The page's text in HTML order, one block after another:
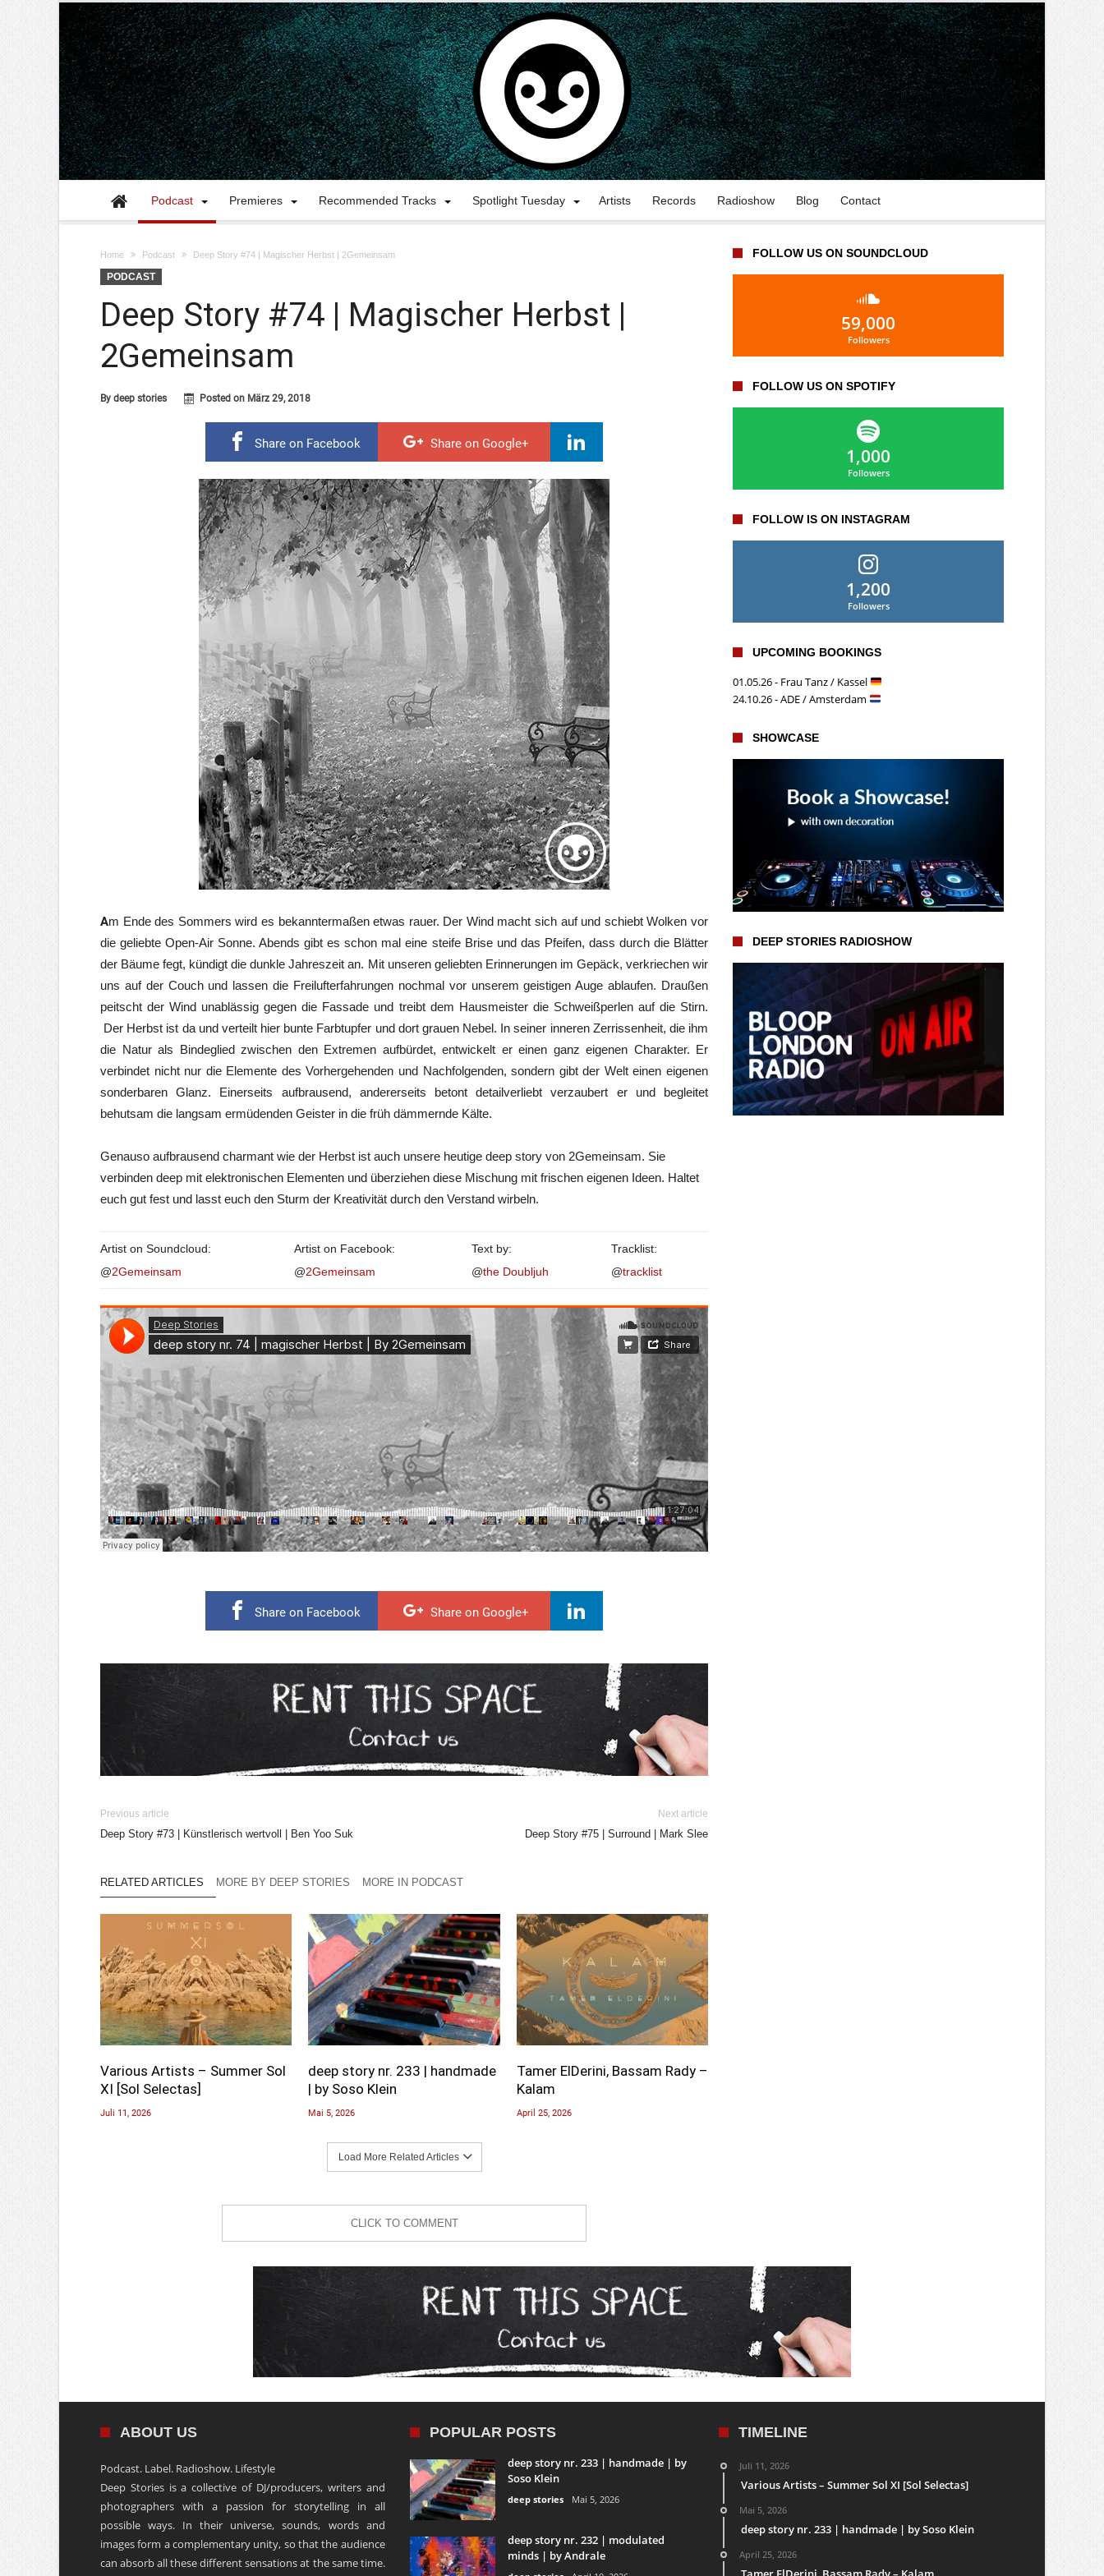
Podcast Premieres Recommended Tracks Spotlight Tuesday Artists Records Radioshow Blog Contact
Home Podcast Deep Story #74 | Magischer Herbst | 2Gemeinsam
PODCAST
Deep Story #74 | Magischer Herbst |
2Gemeinsam
By deep stories Posted on März 29, 2018
Share on Facebook Share on Google+
Am Ende des Sommers wird es bekanntermaßen etwas rauer. Der Wind macht sich auf und schiebt Wolken vor
die geliebte Open-Air Sonne. Abends gibt es schon mal eine steife Brise und das Pfeifen, dass durch die Blätter
der Bäume fegt, kündigt die dunkle Jahreszeit an. Mit unseren geliebten Erinnerungen im Gepäck, verkriechen wir
uns auf der Couch und lassen die Freilufterfahrungen nochmal vor unserem geistigen Auge ablaufen. Draußen
peitscht der Wind unablässig gegen die Fassade und treibt dem Hausmeister die Schweißperlen auf die Stirn.
Der Herbst ist da und verteilt hier bunte Farbtupfer und dort grauen Nebel. In seiner inneren Zerrissenheit, die ihm
die Natur als Bindeglied zwischen den Extremen aufbürdet, entwickelt er einen ganz eigenen Charakter. Er
verbindet nicht nur die Elemente des Vorhergehenden und Nachfolgenden, sondern gibt der Welt einen eigenen
sonderbaren Glanz. Einerseits aufbrausend, andererseits betont detailverliebt verzaubert er und begleitet
behutsam die langsam ermüdenden Geister in die früh dämmernde Kälte.
Genauso aufbrausend charmant wie der Herbst ist auch unsere heutige deep story von 2Gemeinsam. Sie
verbinden deep mit elektronischen Elementen und überziehen diese Mischung mit frischen eigenen Ideen. Haltet
euch gut fest und lasst euch den Sturm der Kreativität durch den Verstand wirbeln.
Artist on Soundcloud:
@2Gemeinsam
Artist on Facebook:
@2Gemeinsam
Text by:
@the Doubljuh
Tracklist:
@tracklist
Share on Facebook Share on Google+
Previous article
Deep Story #73 | Künstlerisch wertvoll | Ben Yoo Suk
Next article
Deep Story #75 | Surround | Mark Slee
RELATED ARTICLES MORE BY DEEP STORIES MORE IN PODCAST
Various Artists – Summer Sol
XI [Sol Selectas]
Juli 11, 2026
deep story nr. 233 | handmade
| by Soso Klein
Mai 5, 2026
Tamer ElDerini, Bassam Rady –
Kalam
April 25, 2026
Load More Related Articles
CLICK TO COMMENT
FOLLOW US ON SOUNDCLOUD
59,000
Followers
FOLLOW US ON SPOTIFY
1,000
Followers
FOLLOW IS ON INSTAGRAM
1,200
Followers
UPCOMING BOOKINGS
01.05.26 - Frau Tanz / Kassel
24.10.26 - ADE / Amsterdam
SHOWCASE
DEEP STORIES RADIOSHOW
ABOUT US
Podcast. Label. Radioshow. Lifestyle
Deep Stories is a collective of DJ/producers, writers and
photographers with a passion for storytelling in all
possible ways. In their universe, sounds, words and
images form a complementary unity, so that the audience
can absorb all these different sensations at the same time.
POPULAR POSTS
deep story nr. 233 | handmade | by
Soso Klein
deep stories Mai 5, 2026
deep story nr. 232 | modulated
minds | by Andrale
TIMELINE
Juli 11, 2026
Various Artists – Summer Sol XI [Sol Selectas]
Mai 5, 2026
deep story nr. 233 | handmade | by Soso Klein
April 25, 2026